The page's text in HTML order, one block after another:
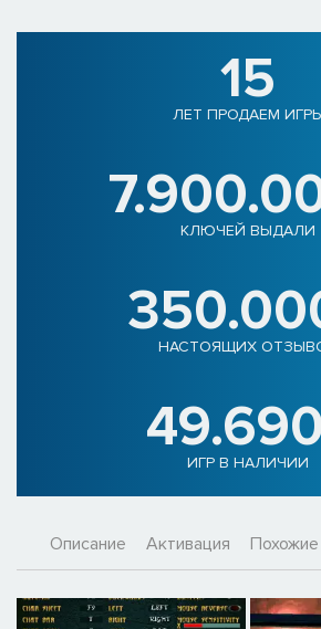
15
ЛЕТ ПРОДАЕМ
КЛЮЧЕЙ ВЫДАЛИ
НАСТОЯЩИХ
ИГР В НАЛИЧИИ
Описание Активация